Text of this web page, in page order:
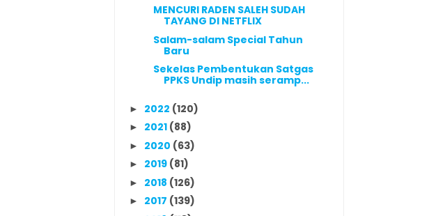
MENCURI RADEN SALEH SUDAH
TAYANG DI NETFLIX
Salam-salam Special Tahun
Baru
Sekelas Pembentukan Satgas
PPKS Undip masih seramp...
► 2022 (120)
► 2021 (88)
► 2020 (63)
► 2019 (81)
► 2018 (126)
► 2017 (139)